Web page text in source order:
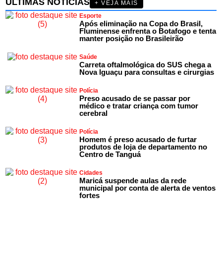
ÚLTIMAS NOTÍCIAS
+ VEJA MAIS
Esporte
Após eliminação na Copa do Brasil,
Fluminense enfrenta o Botafogo e tenta
manter posição no Brasileirão
Saúde
Carreta oftalmológica do SUS chega a
Nova Iguaçu para consultas e cirurgias
Polícia
Preso acusado de se passar por
médico e tratar criança com tumor
cerebral
Polícia
Homem é preso acusado de furtar
produtos de loja de departamento no
Centro de Tanguá
Cidades
Maricá suspende aulas da rede
municipal por conta de alerta de ventos
fortes